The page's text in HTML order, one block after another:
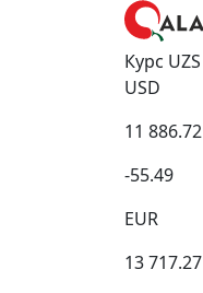
Курс UZS
USD
11 886.72
-55.49
EUR
13 717.27